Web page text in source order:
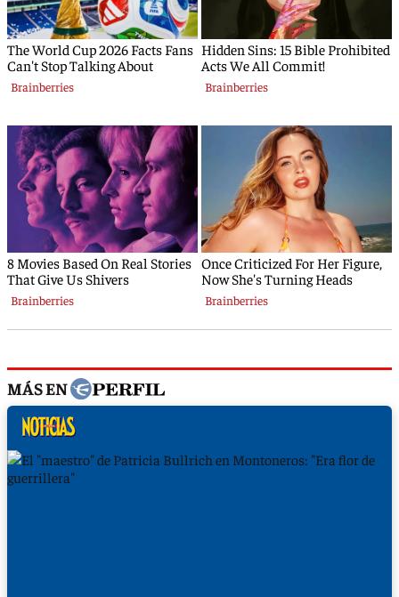
MÁS EN